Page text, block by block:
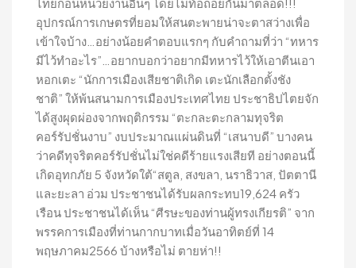
อุปกรณ์การเกษตรที่ยอมให้สนตะพายน่าจะตาสว่างเพื่อ
เข้าใจบ้าง…อย่างน้อยคำตอบแรกๆ กับคำถามที่ว่า “ทหาร
มีไว้ทำอะไร”…อยากบอกว่าอยากมีทหารไว้ให้เอาตีนเอา
หอกเตะ “นักการเมืองเสียชาติเกิด เตะนักเลือกตั้งชัง
ชาติ” ให้พ้นสนามการเมืองประเทศไทย ประชาธิปไตยจัก
ได้สูงผุดผ่องจากพฤติกรรม “ตะกละตะกลามทุจริต
คอร์รัปชั่นงาบ” งบประมาณแผ่นดินที่ “เสนาบดี” บางคน
ว่าคดีทุจริตคอร์รัปชั่นไม่ใช่คดีร้ายแรงเสียที อย่างตอนนี้
เกิดอุทกภัย 5 จังหวัดใต้“สตูล, สงขลา, นราธิวาส, ปัตตานี
และยะลา อ่วม ประชาชนได้รับผลกระทบ19,624 ครัว
เรือน ประชาชนได้เห็น “ศีรษะของท่านผู้ทรงเกียรติ” จาก
พรรคการเมืองที่ท่านกากบาทเมื่อวันอาทิตย์ที่ 14
พฤษภาคม2566 บ้างหรือไม่ ตายห่า!!